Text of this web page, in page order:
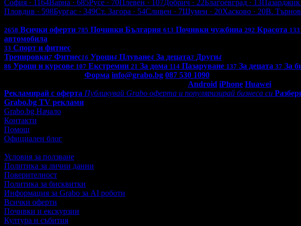
София · 1164Варна · 685Русе · 70Плевен · 107Добрич · 22Благоевград · 13Пазарджик
Пловдив · 598Бургас · 349Ст. Загора · 54Сливен · 7Шумен · 20Хасково · 20В.
2658 Всички оферти 785 Почивки България 613 Почивки чужбина 292 Красота 133
автомобила
33 Спорт и фитнес
Тренировки7 Фитнес16 Уроци4 Плуване4 За децата3 Други4
86 Уроци и курсове 107 Екстремни 21 За дома 114 Пазаруване 137 За децата 37 За
Форма info@grabo.bg 087 530 1090
Android iPhone Huawei
Рекламирай с оферта Публикувай Grabo оферта и популяризирай бизнеса си
Grabo.bg TV реклами
Grabo.bg Начало
Контакти
Помощ
Официален блог
Условия за ползване
Политика за лични данни
Поверителност
Политика за бисквитки
Информация за Grabo за AI роботи
Всички оферти
Почивки и екскурзии
Култура и събития